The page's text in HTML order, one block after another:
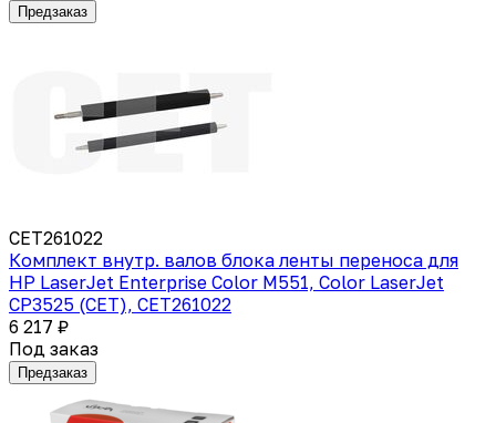
Предзаказ
CET261022
Комплект внутр. валов блока ленты переноса для
HP LaserJet Enterprise Color M551, Color LaserJet
CP3525 (CET), CET261022
6 217 ₽
Под заказ
Предзаказ